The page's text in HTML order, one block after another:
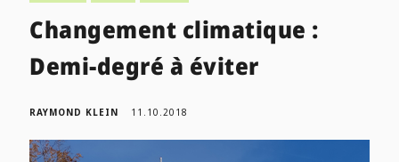
Changement climatique :
Demi-degré à éviter
RAYMOND KLEIN 11.10.2018